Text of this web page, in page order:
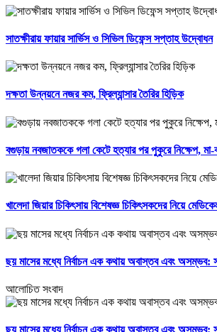
সাতক্ষীরায় ফায়ার সার্ভিস ও সিভিল ডিফেন্স সপ্তাহ উদ্বোধন
দক্ষতা উন্নয়নে নজর কম, ফ্রিল্যান্সার তৈরির হিড়িক
বগুড়ায় নবজাতককে গলা কেটে হত্যার পর পুকুরে নিক্ষেপ, মা-
খালেদা জিয়ার চিকিৎসায় বিশেষজ্ঞ চিকিৎসকদের নিয়ে
ছয় মাসের মধ্যে নির্বাচন এক কথায় অবাস্তব এবং অসম্ভব:
আলোচিত সংবাদ